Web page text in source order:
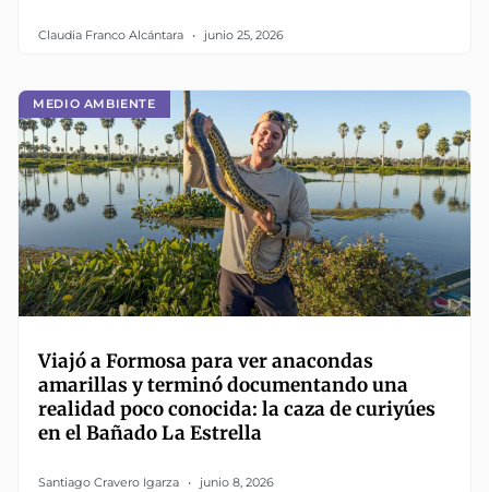
Claudia Franco Alcántara junio 25, 2026
MEDIO AMBIENTE
Viajó a Formosa para ver anacondas
amarillas y terminó documentando una
realidad poco conocida: la caza de curiyúes
en el Bañado La Estrella
Santiago Cravero Igarza junio 8, 2026